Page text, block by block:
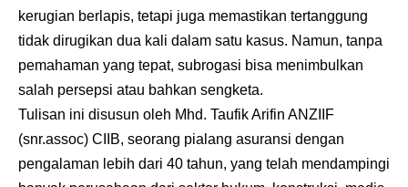
kerugian berlapis, tetapi juga memastikan tertanggung
tidak dirugikan dua kali dalam satu kasus. Namun, tanpa
pemahaman yang tepat, subrogasi bisa menimbulkan
salah persepsi atau bahkan sengketa.
Tulisan ini disusun oleh Mhd. Taufik Arifin ANZIIF
(snr.assoc) CIIB, seorang pialang asuransi dengan
pengalaman lebih dari 40 tahun, yang telah mendampingi